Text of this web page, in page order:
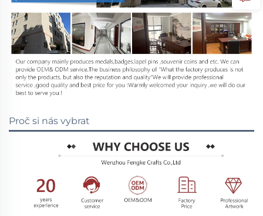
Proč si nás vybrat